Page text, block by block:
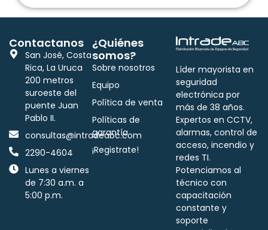
Líder mayorista en
seguridad
electrónica por
más de 38 años.
Expertos en CCTV,
alarmas, control de
acceso, incendio y
redes TI.
Potenciamos al
técnico con
capacitación
constante y
soporte
¿Quiénes
somos?
Sobre nosotros
Equipo
Política de venta
Políticas de
garantía
¡Registrate!
Contactanos
San José, Costa
Rica, La Uruca
200 metros
suroeste del
puente Juan
Pablo II.
consultas@intradeabc.com
2290-4604
Lunes a viernes
de 7:30 a.m. a
5:00 p.m.